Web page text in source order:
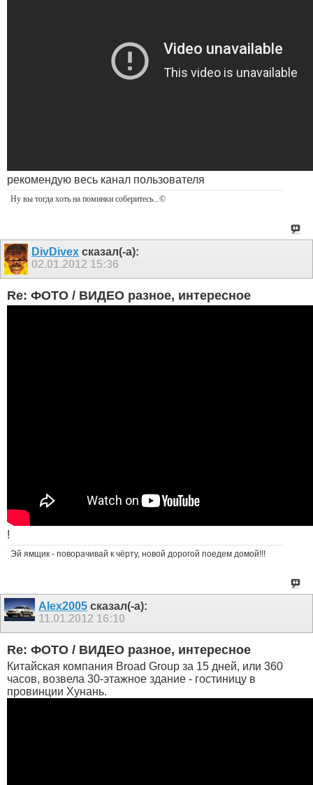
рекомендую весь канал пользователя
Ну вы тогда хоть на поминки соберитесь...©
DivDivex сказал(-а):
02.01.2012 15:36
Re: ФОТО / ВИДЕО разное, интересное
!
Эй ямщик - поворачивай к чёрту, новой дорогой поедем домой!!!
Alex2005 сказал(-а):
11.01.2012 16:10
Re: ФОТО / ВИДЕО разное, интересное
Китайская компания Broad Group за 15 дней, или 360
часов, возвела 30-этажное здание - гостиницу в
провинции Хунань.